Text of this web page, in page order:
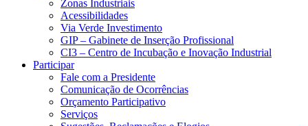
Zonas Industriais
Acessibilidades
Via Verde Investimento
GIP – Gabinete de Inserção Profissional
CI3 – Centro de Incubação e Inovação Industrial
Participar
Fale com a Presidente
Comunicação de Ocorrências
Orçamento Participativo
Serviços